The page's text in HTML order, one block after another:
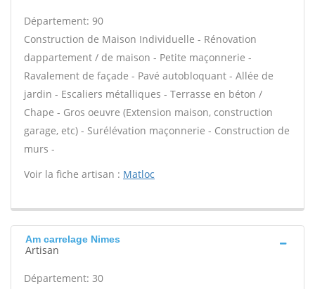
Département: 90
Construction de Maison Individuelle - Rénovation
dappartement / de maison - Petite maçonnerie -
Ravalement de façade - Pavé autobloquant - Allée de
jardin - Escaliers métalliques - Terrasse en béton /
Chape - Gros oeuvre (Extension maison, construction
garage, etc) - Surélévation maçonnerie - Construction de
murs -
Voir la fiche artisan : Matloc
Am carrelage Nimes
Artisan
Département: 30